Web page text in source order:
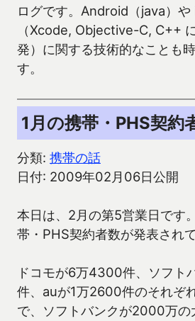
ログです。Android（java）
（Xcode, Objective-C, C++
発）に関する技術的なことも
す。
1月の携帯・PHS契約
分類: 携帯の話
日付: 2009年02月06日公開
本日は、2月の第5営業日です
帯・PHS契約者数が発表されて
ドコモが6万4300件、ソフト
件、auが1万2600件のそれぞ
で、ソフトバンクが2000万の